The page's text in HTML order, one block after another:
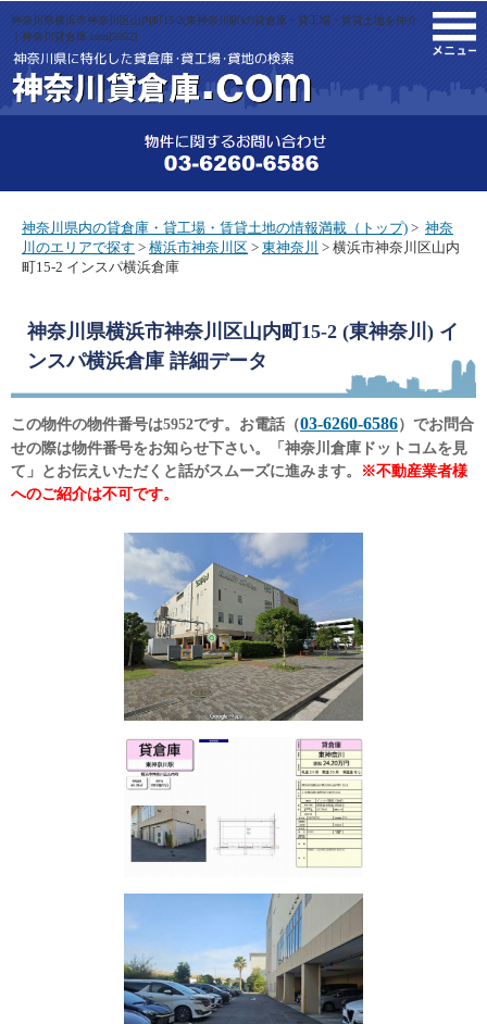
神奈川県横浜市神奈川区山内町15-2(東神奈川駅)の貸倉庫・貸工場・賃貸土地を仲介
｜神奈川貸倉庫.com[5952]
神奈川県内の貸倉庫・貸工場・賃貸土地の情報満載（トップ) > 神奈
川のエリアで探す > 横浜市神奈川区 > 東神奈川 > 横浜市神奈川区山内
町15-2 インスパ横浜倉庫
神奈川県横浜市神奈川区山内町15-2 (東神奈川) イ
ンスパ横浜倉庫 詳細データ
この物件の物件番号は5952です。お電話（03-6260-6586）でお問合
せの際は物件番号をお知らせ下さい。「神奈川倉庫ドットコムを見
て」とお伝えいただくと話がスムーズに進みます。
※不動産業者様
へのご紹介は不可です。